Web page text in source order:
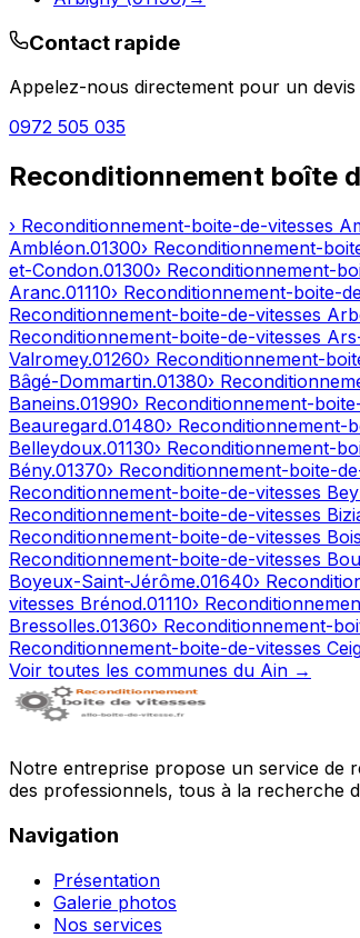
Contact rapide
Appelez-nous directement pour un devis
0972 505 035
Reconditionnement boîte
› Reconditionnement-boite-de-vitesses
Ambléon.01300› Reconditionnement-
et-Condon.01300› Reconditionnement-
Aranc.01110› Reconditionnement-boite-
Reconditionnement-boite-de-vitesses
Reconditionnement-boite-de-vitesses
Valromey.01260› Reconditionnement-
Bâgé-Dommartin.01380›
Baneins.01990› Reconditionnement-
Beauregard.01480› Reconditionnement-
Belleydoux.01130› Reconditionnement-
Bény.01370› Reconditionnement-boite-
Reconditionnement-boite-de-vitesses
Reconditionnement-boite-de-vitesses
Reconditionnement-boite-de-vitesses
Reconditionnement-boite-de-vitesses
Boyeux-Saint-Jérôme.01640›
vitesses Brénod.01110›
Bressolles.01360› Reconditionnement-
Reconditionnement-boite-de-vitesses
Voir toutes les communes du Ain →
Notre entreprise propose un service de
des professionnels, tous à la recherche
Navigation
Présentation
Galerie photos
Nos services